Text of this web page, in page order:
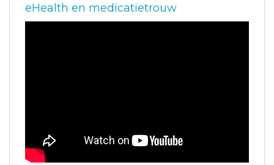
eHealth en medicatietrouw